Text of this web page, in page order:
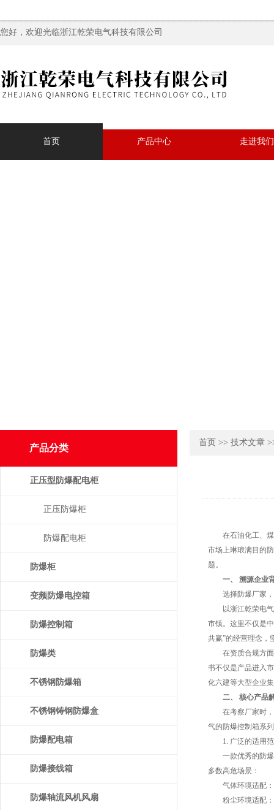
您好，欢迎光临浙江乾荣电气科技有限公司
首页 产品中心 走进我们
首页 >> 技术文章
在石油化工、煤
市场上琳琅满目的
题。
一、 溯源企业
选择防爆厂家，
以浙江乾荣电气
市镇。这里不仅是
共赢”的经营理念，
在资质合规方面
书不仅是产品进入
化六建等大型企业
二、 核心产品
在考察厂家时，
气的防爆控制箱系
1. 广泛的适用范
一款优秀的防爆
多数高危场景：
气体环境适配：
粉尘环境适配：
产品分类
正压型防爆配电柜
正压防爆柜
防爆配电柜
防爆柜
变频防爆电控箱
防爆控制箱
防爆类
不锈钢防爆箱
不锈钢铸钢防爆盒
防爆配电箱
防爆接线箱
防爆轴流风机风扇